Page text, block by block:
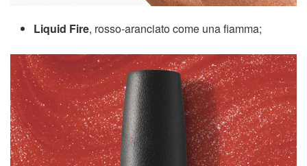
Liquid Fire, rosso-aranciato come una fiamma;